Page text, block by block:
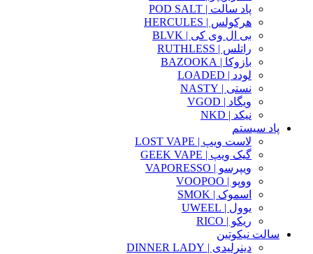
پاد سالت | POD SALT
هرکولس | HERCULES
بی ال وی کی | BLVK
راتلس | RUTHLESS
بازوکا | BAZOOKA
لودد | LOADED
نستی | NASTY
ویگاد | VGOD
نیکد | NKD
پاد سیستم
لاست ویپ | LOST VAPE
گیک ویپ | GEEK VAPE
ویپرسو | VAPORESSO
ووپو | VOOPOO
اسموک | SMOK
یوول | UWEEL
ریکو | RICO
سالت نیکوتین
دینرلیدی | DINNER LADY